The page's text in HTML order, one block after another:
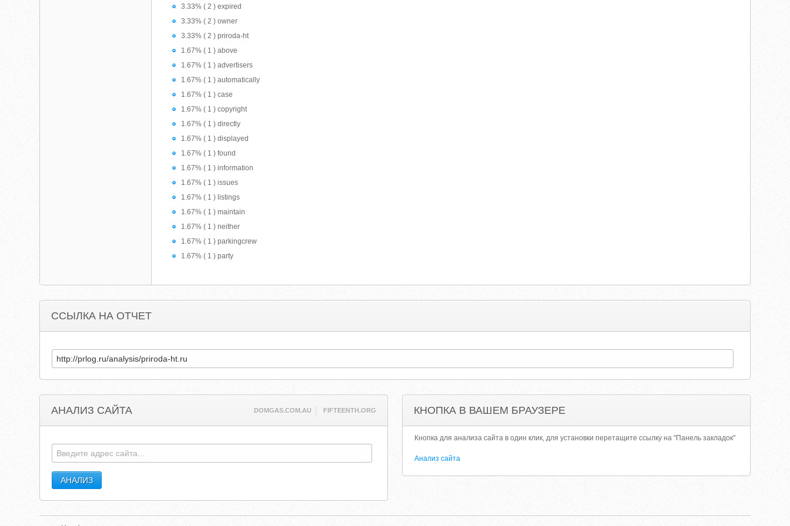
3.33% ( 2 ) expired
3.33% ( 2 ) owner
3.33% ( 2 ) priroda-ht
1.67% ( 1 ) above
1.67% ( 1 ) advertisers
1.67% ( 1 ) automatically
1.67% ( 1 ) case
1.67% ( 1 ) copyright
1.67% ( 1 ) directly
1.67% ( 1 ) displayed
1.67% ( 1 ) found
1.67% ( 1 ) information
1.67% ( 1 ) issues
1.67% ( 1 ) listings
1.67% ( 1 ) maintain
1.67% ( 1 ) neither
1.67% ( 1 ) parkingcrew
1.67% ( 1 ) party
ССЫЛКА НА ОТЧЕТ
АНАЛИЗ САЙТА DOMGAS.COM.AU FIFTEENTH.ORG КНОПКА В ВАШЕМ БРАУЗЕРЕ
Кнопка для анализа сайта в один клик, для установки перетащите ссылку на "Панель закладок"
Анализ сайта